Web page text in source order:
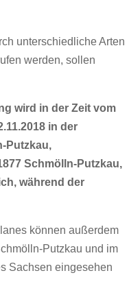
unterschiedliche Arten
werden, sollen
wird in der Zeit vom
in der
Putzkau,
Schmölln-Putzkau,
während der
können außerdem
Putzkau und im
Sachsen eingesehen